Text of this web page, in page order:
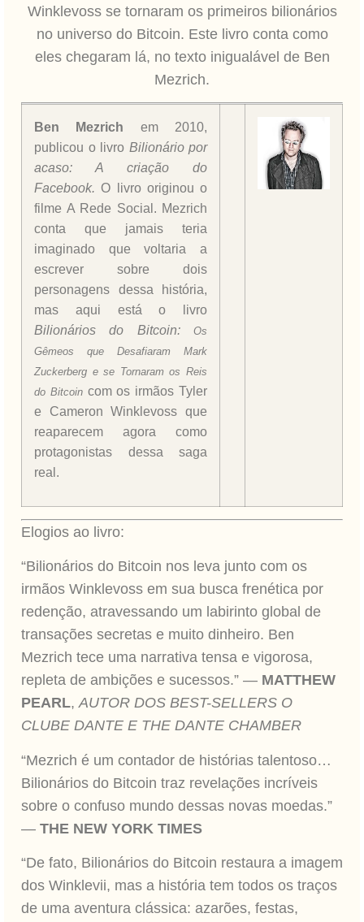
Winklevoss se tornaram os primeiros bilionários
no universo do Bitcoin. Este livro conta como
eles chegaram lá, no texto inigualável de Ben
Mezrich.
Ben Mezrich em 2010,
publicou o livro Bilionário por
acaso: A criação do
Facebook.O livro originou o
filme A Rede Social. Mezrich
conta que jamais teria
imaginado que voltaria a
escrever sobre dois
personagens dessa história,
mas aqui está o livro
Bilionários do Bitcoin: Os
Gêmeos que Desafiaram Mark
Zuckerberg e se Tornaram os Reis
do Bitcoin com os irmãos Tyler
e Cameron Winklevoss que
reaparecem agora como
protagonistas dessa saga
real.
Elogios ao livro:
“Bilionários do Bitcoin nos leva junto com os
irmãos Winklevoss em sua busca frenética por
redenção, atravessando um labirinto global de
transações secretas e muito dinheiro. Ben
Mezrich tece uma narrativa tensa e vigorosa,
repleta de ambições e sucessos.” — MATTHEW
PEARL,AUTOR DOS BEST-SELLERS O
CLUBE DANTE E THE DANTE CHAMBER
“Mezrich é um contador de histórias talentoso…
Bilionários do Bitcoin traz revelações incríveis
sobre o confuso mundo dessas novas moedas.”
— THE NEW YORK TIMES
“De fato, Bilionários do Bitcoin restaura a imagem
dos Winklevii, mas a história tem todos os traços
de uma aventura clássica: azarões, festas,